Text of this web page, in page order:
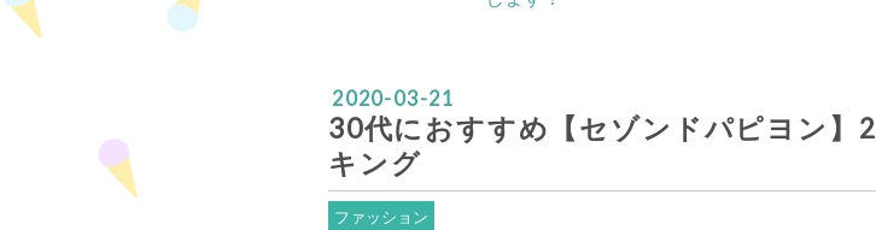
2020-03-21
30代におすすめ【セゾンドパピヨン】
キング
ファッション